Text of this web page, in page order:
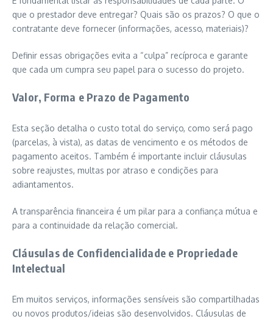
que o prestador deve entregar? Quais são os prazos? O que o
contratante deve fornecer (informações, acesso, materiais)?
Definir essas obrigações evita a “culpa” recíproca e garante
que cada um cumpra seu papel para o sucesso do projeto.
Valor, Forma e Prazo de Pagamento
Esta seção detalha o custo total do serviço, como será pago
(parcelas, à vista), as datas de vencimento e os métodos de
pagamento aceitos. Também é importante incluir cláusulas
sobre reajustes, multas por atraso e condições para
adiantamentos.
A transparência financeira é um pilar para a confiança mútua e
para a continuidade da relação comercial.
Cláusulas de Confidencialidade e Propriedade
Intelectual
Em muitos serviços, informações sensíveis são compartilhadas
ou novos produtos/ideias são desenvolvidos. Cláusulas de